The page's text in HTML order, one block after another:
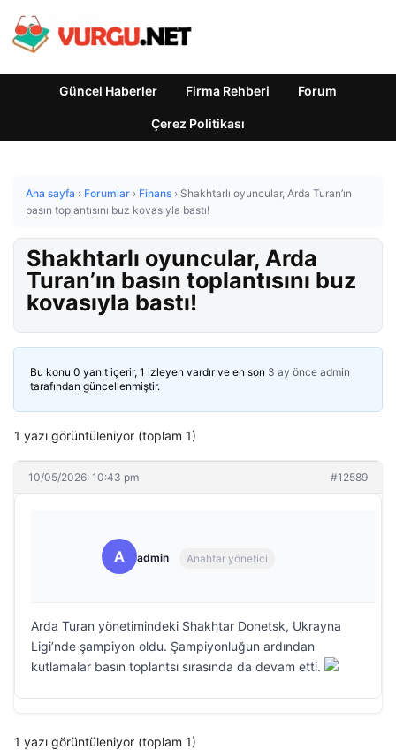
Güncel Haberler Firma Rehberi Forum
Çerez Politikası
Ana sayfa › Forumlar › Finans › Shakhtarlı oyuncular, Arda Turan’ın
basın toplantısını buz kovasıyla bastı!
Shakhtarlı oyuncular, Arda
Turan’ın basın toplantısını buz
kovasıyla bastı!
Bu konu 0 yanıt içerir, 1 izleyen vardır ve en son 3 ay önce admin
tarafından güncellenmiştir.
1 yazı görüntüleniyor (toplam 1)
10/05/2026: 10:43 pm #12589
A admin Anahtar yönetici
Arda Turan yönetimindeki Shakhtar Donetsk, Ukrayna
Ligi’nde şampiyon oldu. Şampiyonluğun ardından
kutlamalar basın toplantsı sırasında da devam etti.
1 yazı görüntüleniyor (toplam 1)